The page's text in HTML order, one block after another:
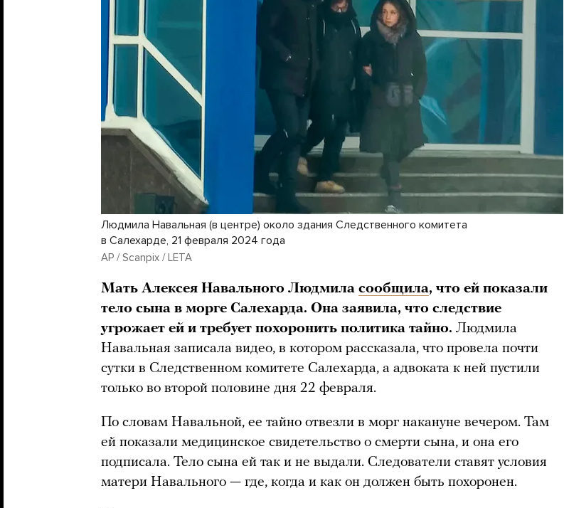
Людмила Навальная (в центре) около здания Следственного комитета
в Салехарде, 21 февраля 2024 года
AP / Scanpix / LETA
Мать Алексея Навального Людмила сообщила, что ей показали
тело сына в морге Салехарда. Она заявила, что следствие
угрожает ей и требует похоронить политика тайно. Людмила
Навальная записала видео, в котором рассказала, что провела почти
сутки в Следственном комитете Салехарда, а адвоката к ней пустили
только во второй половине дня 22 февраля.
По словам Навальной, ее тайно отвезли в морг накануне вечером. Там
ей показали медицинское свидетельство о смерти сына, и она его
подписала. Тело сына ей так и не выдали. Следователи ставят условия
матери Навального — где, когда и как он должен быть похоронен.